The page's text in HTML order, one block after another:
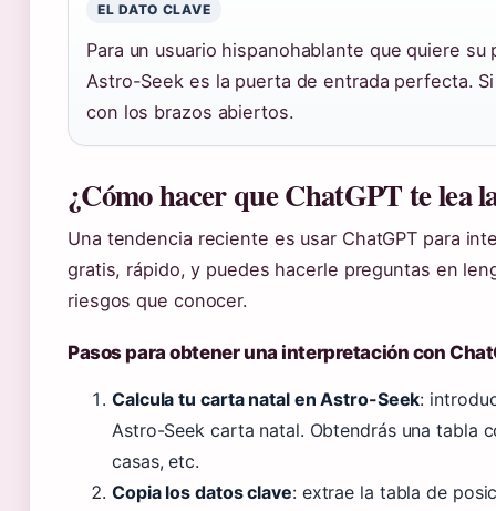
EL DATO CLAVE
Para un usuario hispanohablante que quiere
Astro-Seek es la puerta de entrada perfecta.
con los brazos abiertos.
¿Cómo hacer que ChatGPT te lea
Una tendencia reciente es usar ChatGPT para
gratis, rápido, y puedes hacerle preguntas en
riesgos que conocer.
Pasos para obtener una interpretación con
Calcula tu carta natal en Astro-Seek:
Astro-Seek carta natal. Obtendrás una tabla
casas, etc.
Copia los datos clave: extrae la tabla de